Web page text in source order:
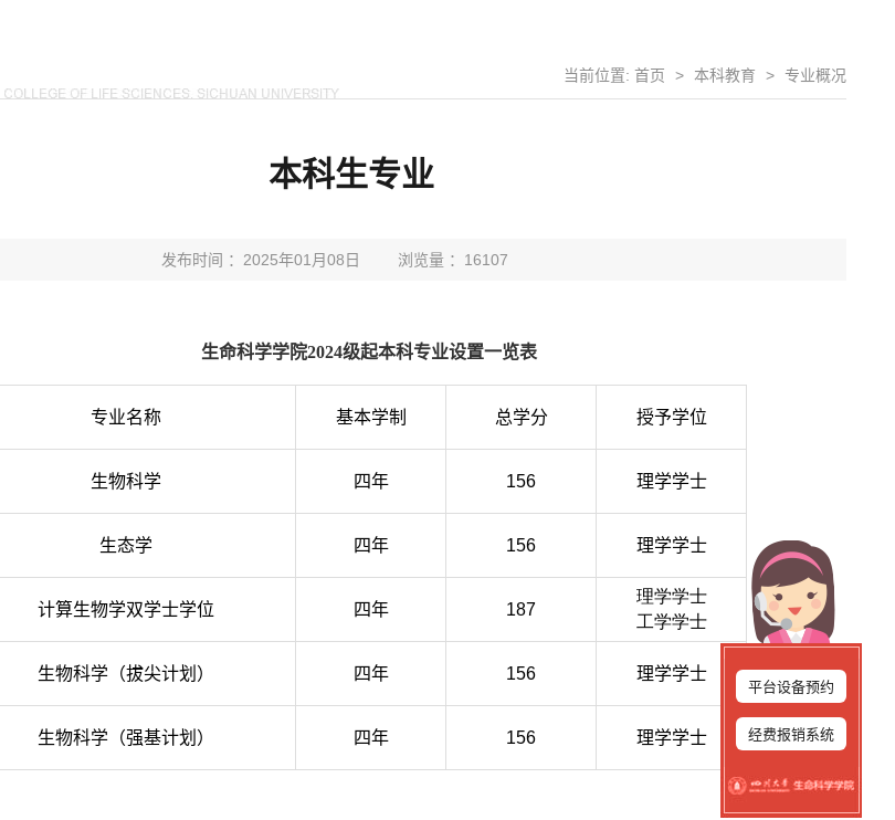
当前位置: 首页 > 本科教育 > 专业概况
本科生专业
发布时间 ：2025年01月08日 浏览量 ：16107
生命科学学院2024级起本科专业设置一览表
专业名称 基本学制 总学分 授予学位
生物科学 四年 156 理学学士
生态学 四年 156 理学学士
计算生物学双学士学位 四年 187
理学学士
工学学士
生物科学（拔尖计划） 四年 156 理学学士
生物科学（强基计划） 四年 156 理学学士
平台设备预约
经费报销系统